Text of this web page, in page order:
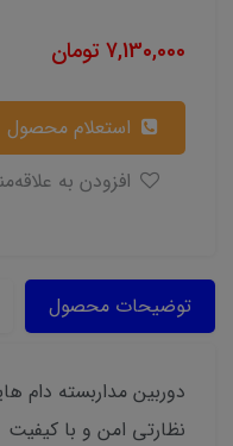
7,130,000 تومان
توضیحات محصول
نظارتی امن و با کیفیت